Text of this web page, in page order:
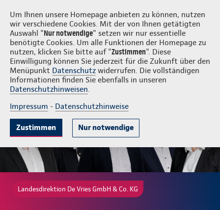
Um Ihnen unsere Homepage anbieten zu können, nutzen
wir verschiedene Cookies. Mit der von Ihnen getätigten
Auswahl "Nur notwendige" setzen wir nur essentielle
benötigte Cookies. Um alle Funktionen der Homepage zu
nutzen, klicken Sie bitte auf "Zustimmen". Diese
Einwilligung können Sie jederzeit für die Zukunft über den
Menüpunkt Datenschutz widerrufen. Die vollständigen
Informationen finden Sie ebenfalls in unseren
Datenschutzhinweisen.
Impressum - Datenschutzhinweise
Zustimmen Nur notwendige
De Vries GmbH & Co. KG Login
Gute Gründe Tarife & Leistungen Wissenswertes Beratung &
Landesdirektion De Vries GmbH & Co. KG